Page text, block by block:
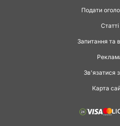
Подати
Статті
Запитання та
Зв'язатися
Карта